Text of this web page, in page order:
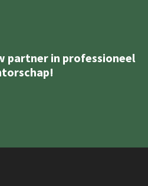
partner in professioneel